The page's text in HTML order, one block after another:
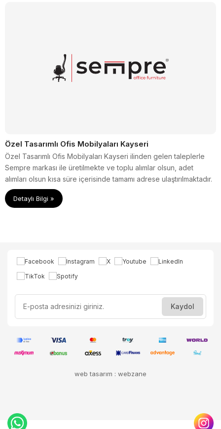
Özel Tasarımlı Ofis Mobilyaları Kayseri
Özel Tasarımlı Ofis Mobilyaları Kayseri ilinden gelen taleplerle
Sempre markası ile üretilmekte ve toplu alımlar olsun, adet
alımları olsun kısa süre içerisinde tamamı adrese ulaştırılmaktadır.
Detaylı Bilgi »
web tasarım : webzane